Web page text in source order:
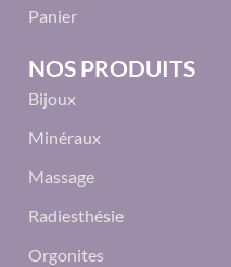
Panier
NOS PRODUITS
Bijoux
Minéraux
Massage
Radiesthésie
Orgonites